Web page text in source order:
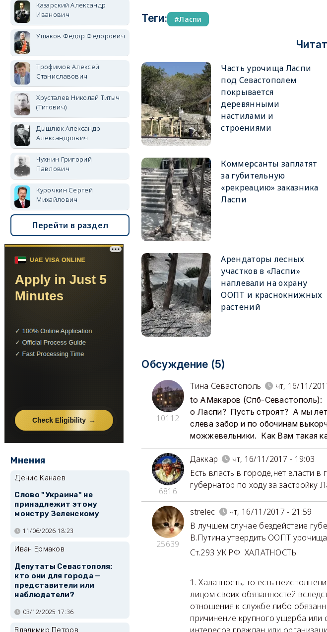
Теги: Ласпи
Часть урочища Ласпи
под Севастополем
покрывается
деревянными
настилами и
строениями
Коммерсанты заплатят
за губительную
«рекреацию» заказника
Ласпи
Арендаторы лесных
участков в «Ласпи»
наплевали на охрану
ООПТ и краснокнижных
растений
Обсуждение (5)
10112
Тина Севастополь чт, 16/11/
to АМакаров (Спб-Севастополь):
о Ласпи? Пусть строят? А мы
слева забор и по обочинам
можжевельники. Как Вам такая
6816
Даккар
чт, 16/11/2017 - 19:03
Есть власть в городе,нет власти
губернатор по ходу за застройку
25639
strelec
чт, 16/11/2017 - 21:59
В лучшем случае бездействие
В.Путина утвердить ООПТ
Ст.293 УК РФ ХАЛАТНОСТЬ
1. Халатность, то есть
лицом своих обязанностей
отношения к службе либо
причинение крупного ущерба
Казарский Александр
Иванович
Ушаков Федор Федорович
Трофимов Алексей
Станиславович
Хрусталев Николай Титыч
(Титович)
Дышлюк Александр
Александрович
Чухнин Григорий
Павлович
Курочкин Сергей
Михайлович
Перейти в раздел
Мнения
Денис Канаев
Слово "Украина" не
принадлежит этому
монстру Зеленскому
11/06/2026 18:23
Иван Ермаков
Депутаты Севастополя:
кто они для города —
представители или
наблюдатели?
03/12/2025 17:36
Владимир Петров